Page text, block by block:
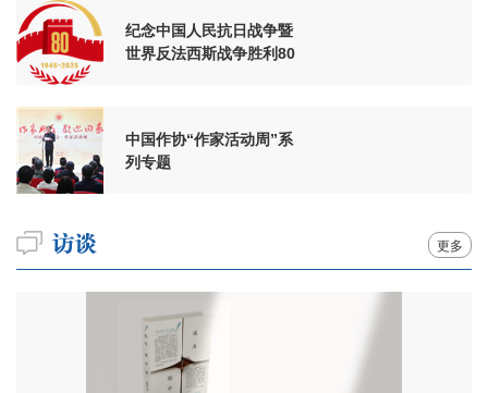
纪念中国人民抗日战争暨
世界反法西斯战争胜利80
中国作协“作家活动周”系
列专题
更多